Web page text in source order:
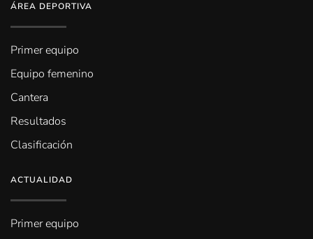
ÁREA DEPORTIVA
Primer equipo
Equipo femenino
Cantera
Resultados
Clasificación
ACTUALIDAD
Primer equipo